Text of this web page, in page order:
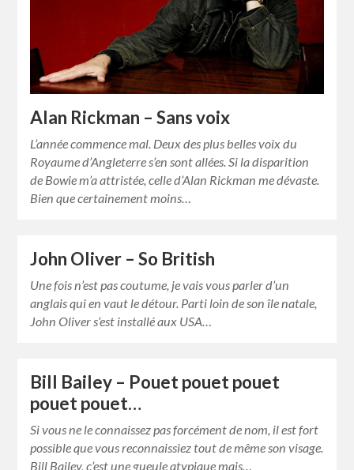
Alan Rickman – Sans voix
L’année commence mal. Deux des plus belles voix du
Royaume d’Angleterre s’en sont allées. Si la disparition
de Bowie m’a attristée, celle d’Alan Rickman me dévaste.
Bien que certainement moins…
John Oliver – So British
Une fois n’est pas coutume, je vais vous parler d’un
anglais qui en vaut le détour. Parti loin de son île natale,
John Oliver s’est installé aux USA…
Bill Bailey – Pouet pouet pouet
pouet pouet…
Si vous ne le connaissez pas forcément de nom, il est fort
possible que vous reconnaissiez tout de même son visage.
Bill Bailey, c’est une gueule atypique mais…